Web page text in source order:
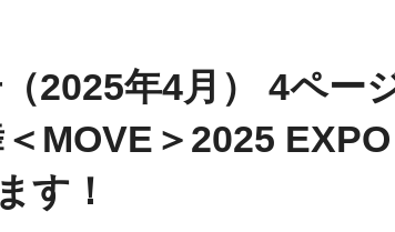
2025年4月） 4ペー
MOVE＞2025
す！